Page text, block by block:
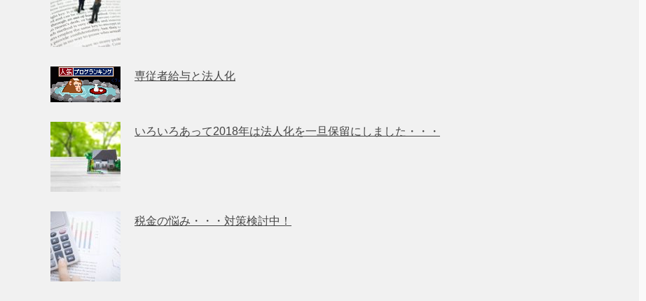
専従者給与と法人化
いろいろあって2018年は法人化を一旦保留にしました・・・
税金の悩み・・・対策検討中！